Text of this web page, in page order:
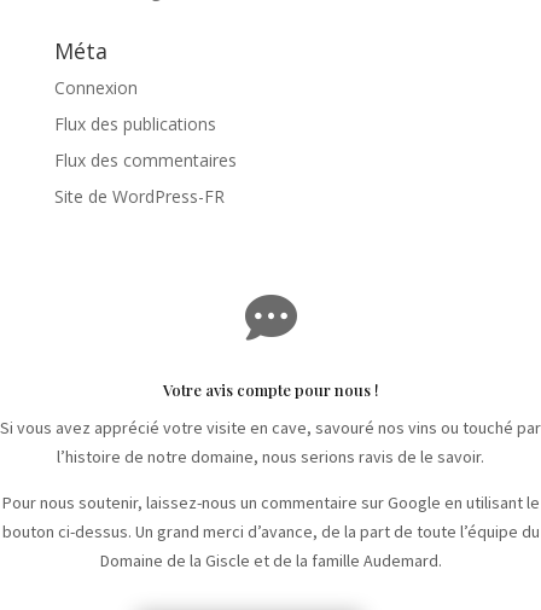
Méta
Connexion
Flux des publications
Flux des commentaires
Site de WordPress-FR

Votre avis compte pour nous !
Si vous avez apprécié votre visite en cave, savouré nos vins ou touché par
l’histoire de notre domaine, nous serions ravis de le savoir.
Pour nous soutenir, laissez-nous un commentaire sur Google en utilisant le
bouton ci-dessus. Un grand merci d’avance, de la part de toute l’équipe du
Domaine de la Giscle et de la famille Audemard.